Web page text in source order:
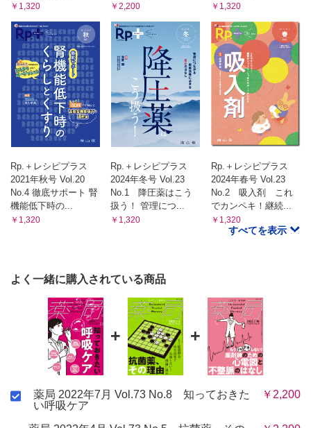
くすりのかたち外伝わかる！
使える！まいにち薬会話〈第7回〉
「混ぜないでください」（前編）
（浅井考介 柴田奈央）
医薬品適正使用・育薬フラッシュニュース
・薬剤師介入でうつ病患者のアドヒアランス向上
・高用量アセトアミノフェンで血圧上昇
（佐藤宏樹 澤田康文）
薬剤師が三ツ星シェフ－業務に活きる！活かせる！
養と薬剤師②
～これから必ず求められる視点～
（東 敬一朗）
腫瘍薬学ハイライト
薬剤師の知っ得リテラシー〈Scene ＃07〉
4回目接種,対象者はどのように決まった？～今，わかっている
ことを整理する～
（井出和希）
書評
・絵でまるわかり分子標的抗がん薬 改訂2版
（吉村知哲）
・知っておきたいOTC医薬品 第3版
（豊見 敦）
￥1,320 ￥2,200 ￥1,320
Rp.＋レシピプラス
2021年秋号 Vol.20
No.4 徹底サポート 腎
機能低下時の...
￥1,320
Rp.＋レシピプラス
2024年冬号 Vol.23
No.1 降圧薬はこう
扱う！ 管理につ...
￥1,320
Rp.＋レシピプラス
2024年春号 Vol.23
No.2 吸入剤 これ
でカンペキ！継続...
￥1,320
すべてを表示
よく一緒に購入されている商品
+ +
薬局 2022年7月 Vol.73 No.8 知っておきた
い呼吸ケア
￥2,200